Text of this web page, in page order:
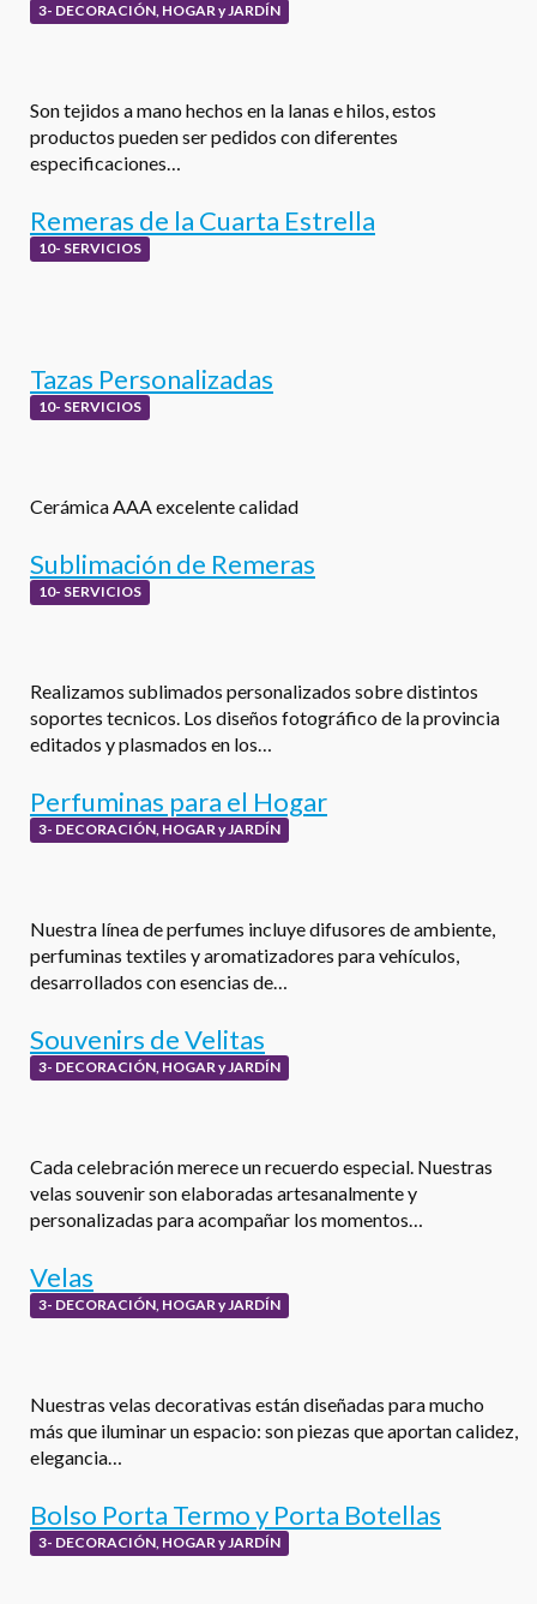
3- DECORACIÓN, HOGAR y JARDÍN
Son tejidos a mano hechos en la lanas e hilos, estos
productos pueden ser pedidos con diferentes
especificaciones…
Remeras de la Cuarta Estrella
10- SERVICIOS
Tazas Personalizadas
10- SERVICIOS
Cerámica AAA excelente calidad
Sublimación de Remeras
10- SERVICIOS
Realizamos sublimados personalizados sobre distintos
soportes tecnicos. Los diseños fotográfico de la provincia
editados y plasmados en los…
Perfuminas para el Hogar
3- DECORACIÓN, HOGAR y JARDÍN
Nuestra línea de perfumes incluye difusores de ambiente,
perfuminas textiles y aromatizadores para vehículos,
desarrollados con esencias de…
Souvenirs de Velitas
3- DECORACIÓN, HOGAR y JARDÍN
Cada celebración merece un recuerdo especial. Nuestras
velas souvenir son elaboradas artesanalmente y
personalizadas para acompañar los momentos…
Velas
3- DECORACIÓN, HOGAR y JARDÍN
Nuestras velas decorativas están diseñadas para mucho
más que iluminar un espacio: son piezas que aportan calidez,
elegancia…
Bolso Porta Termo y Porta Botellas
3- DECORACIÓN, HOGAR y JARDÍN